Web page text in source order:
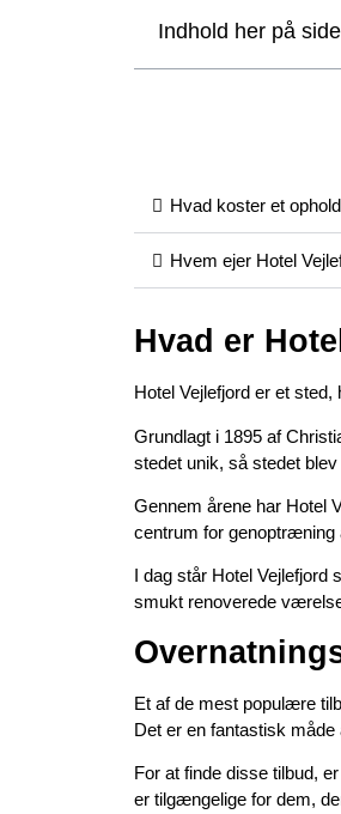
Indhold her på
Hvad koster et
Hvem ejer Hotel
Hvad er
Hotel Vejlefjord er et
Grundlagt i 1895 af
stedet unik, så stedet
Gennem årene har Hotel
centrum for genoptræning
I dag står Hotel
smukt renoverede
Et af de mest populære
Det er en fantastisk
For at finde disse tilbud,
er tilgængelige for dem,